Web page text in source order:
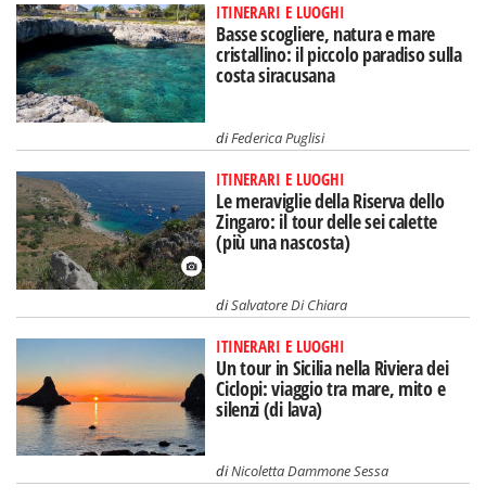
ITINERARI E LUOGHI
Basse scogliere, natura e mare
cristallino: il piccolo paradiso sulla
costa siracusana
diFederica Puglisi
ITINERARI E LUOGHI
Le meraviglie della Riserva dello
Zingaro: il tour delle sei calette
(più una nascosta)
diSalvatore Di Chiara
ITINERARI E LUOGHI
Un tour in Sicilia nella Riviera dei
Ciclopi: viaggio tra mare, mito e
silenzi (di lava)
diNicoletta Dammone Sessa